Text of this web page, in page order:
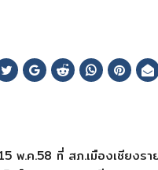
พ.ค.58 ที่ สภ.เมืองเชียงรา